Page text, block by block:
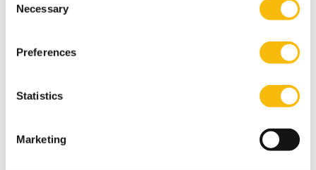
Selection
Necessary
Preferences
Statistics
Marketing
ontwikkelen. Hij of zij wordt in staat gesteld een
sport- en vitaliteitsambities van Nederland. Ik heb voor
community van gediplomeerde sportbestuurders is
ontstaan die een leidend voorbeeld in Europa en
misschien wel in de rest van de wereld is,' aldus Bartel
Berkhout.